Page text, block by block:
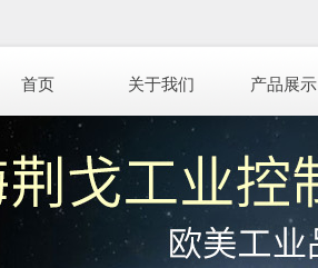
首页 关于我们 产品展示